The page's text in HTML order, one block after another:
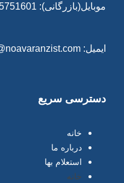
موبایل(بازرگانی): 09305751601
ایمیل: info@noavaranzist.com
دسترسی سریع
خانه
درباره ما
استعلام بها
خانه